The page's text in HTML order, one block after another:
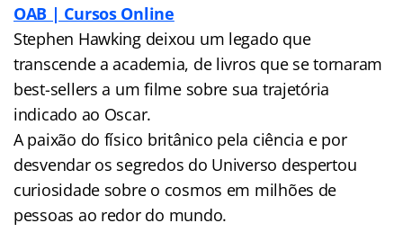
OAB | Cursos Online
Stephen Hawking deixou um legado que
transcende a academia, de livros que se tornaram
best-sellers a um filme sobre sua trajetória
indicado ao Oscar.
A paixão do físico britânico pela ciência e por
desvendar os segredos do Universo despertou
curiosidade sobre o cosmos em milhões de
pessoas ao redor do mundo.